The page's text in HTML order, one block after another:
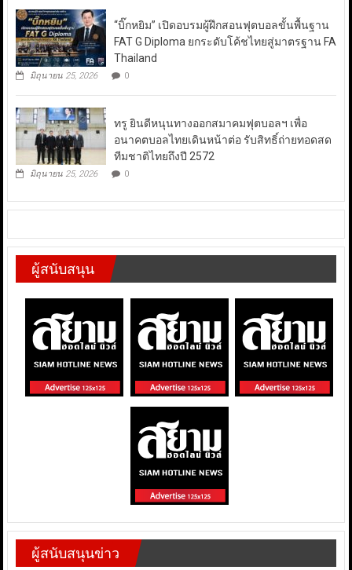
“บิ๊กหยิม” เปิดอบรมผู้ฝึกสอนฟุตบอลขั้นพื้นฐาน
FAT G Diploma ยกระดับโค้ชไทยสู่มาตรฐาน FA
Thailand
มิถุนายน 25, 2026 0
ทรู ยินดีหนุนทางออกสมาคมฟุตบอลฯ เพื่อ
อนาคตบอลไทยเดินหน้าต่อ รับสิทธิ์ถ่ายทอดสด
ทีมชาติไทยถึงปี 2572
มิถุนายน 25, 2026 0
ผู้สนับสนุน
ผู้สนับสนุนข่าว